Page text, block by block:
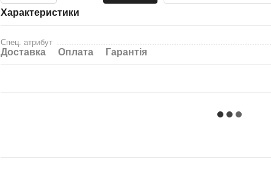
Характеристики
Спец. атрибут
Доставка Оплата Гарантія